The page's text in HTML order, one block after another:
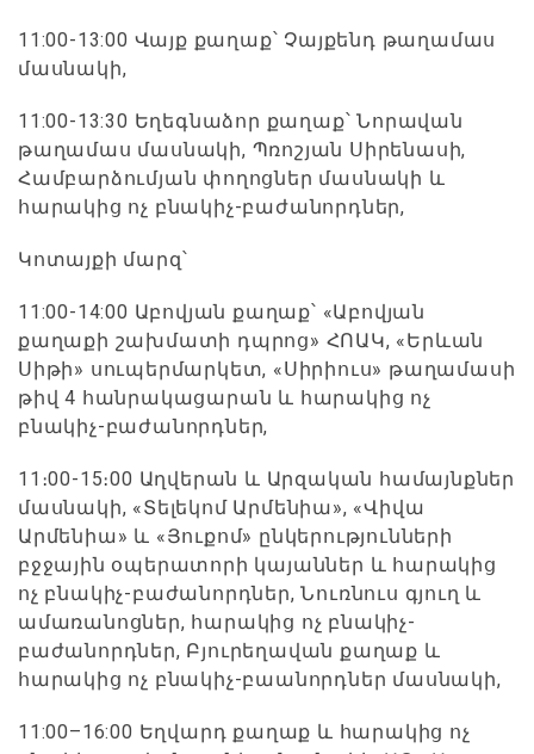
11:00-13:00 Վայք քաղաք՝ Չայքենդ թաղամաս
մասնակի,
11:00-13:30 Եղեգնաձոր քաղաք՝ Նորավան
թաղամաս մասնակի, Պռոշյան Սիրենասի,
Համբարձումյան փողոցներ մասնակի և
հարակից ոչ բնակիչ-բաժանորդներ,
Կոտայքի մարզ՝
11:00-14:00 Աբովյան քաղաք՝ «Աբովյան
քաղաքի շախմատի դպրոց» ՀՈԱԿ, «Երևան
Սիթի» սուպերմարկետ, «Սիրիուս» թաղամասի
թիվ 4 հանրակացարան և հարակից ոչ
բնակիչ-բաժանորդներ,
11։00-15։00 Աղվերան և Արզական համայնքներ
մասնակի, «Տելեկոմ Արմենիա», «Վիվա
Արմենիա» և «Յուքոմ» ընկերությունների
բջջային օպերատորի կայաններ և հարակից
ոչ բնակիչ-բաժանորդներ, Նուռնուս գյուղ և
ամառանոցներ, հարակից ոչ բնակիչ-
բաժանորդներ, Բյուրեղավան քաղաք և
հարակից ոչ բնակիչ-բաանորդներ մասնակի,
11:00–16:00 Եղվարդ քաղաք և հարակից ոչ